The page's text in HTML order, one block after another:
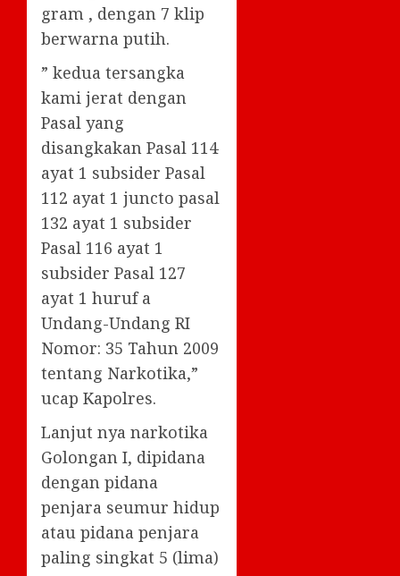
gram , dengan 7 klip
berwarna putih.
” kedua tersangka
kami jerat dengan
Pasal yang
disangkakan Pasal 114
ayat 1 subsider Pasal
112 ayat 1 juncto pasal
132 ayat 1 subsider
Pasal 116 ayat 1
subsider Pasal 127
ayat 1 huruf a
Undang-Undang RI
Nomor: 35 Tahun 2009
tentang Narkotika,”
ucap Kapolres.
Lanjut nya narkotika
Golongan I, dipidana
dengan pidana
penjara seumur hidup
atau pidana penjara
paling singkat 5 (lima)